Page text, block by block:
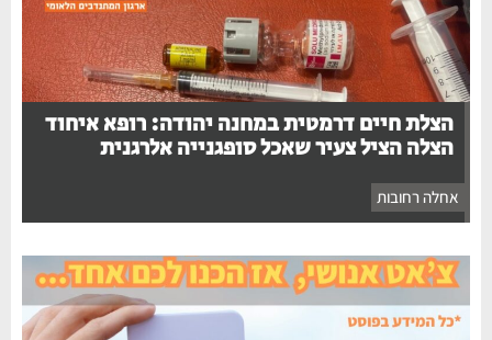
הצלת חיים דרמטית במחנה יהודה: רופא איחוד
הצלה הציל צעיר שאכל סופגנייה אלרגנית
אחלה רחובות